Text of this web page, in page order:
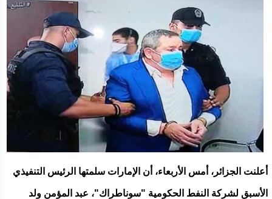
أعلنت الجزائر، أمس الأربعاء، أن الإمارات سلمتها الرئيس التنفيذي
الأسبق لشركة النفط الحكومية "سوناطراك"، عبد المؤمن ولد